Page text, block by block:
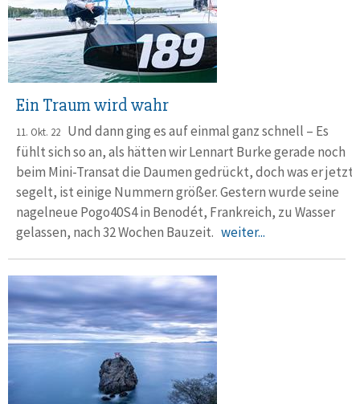
Ein Traum wird wahr
11. Okt. 22 Und dann ging es auf einmal ganz schnell – Es
fühlt sich so an, als hätten wir Lennart Burke gerade noch
beim Mini-Transat die Dau­men gedrückt, doch was er jetzt
segelt, ist einige Nummern größer. Gestern wurde seine
nagelneue Pogo40S4 in Benodét, Frankreich, zu Wasser
gelassen, nach 32 Wochen Bauzeit. weiter...